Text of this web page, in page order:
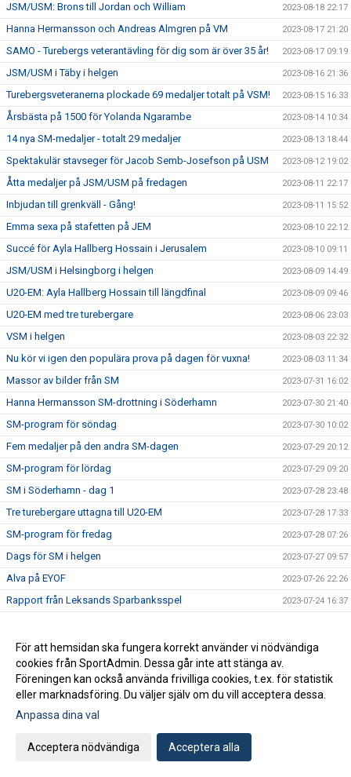
JSM/USM: Brons till Jordan och William 2023-08-18 22:17
Hanna Hermansson och Andreas Almgren på VM 2023-08-17 21:20
SAMO - Turebergs veterantävling för dig som är över 35 år! 2023-08-17 09:19
JSM/USM i Täby i helgen 2023-08-16 21:36
Turebergsveteranerna plockade 69 medaljer totalt på VSM! 2023-08-15 16:33
Årsbästa på 1500 för Yolanda Ngarambe 2023-08-14 10:34
14 nya SM-medaljer - totalt 29 medaljer 2023-08-13 18:44
Spektakulär stavseger för Jacob Semb-Josefson på USM 2023-08-12 19:02
Åtta medaljer på JSM/USM på fredagen 2023-08-11 22:17
Inbjudan till grenkväll - Gång! 2023-08-11 15:52
Emma sexa på stafetten på JEM 2023-08-10 22:12
Succé för Ayla Hallberg Hossain i Jerusalem 2023-08-10 09:11
JSM/USM i Helsingborg i helgen 2023-08-09 14:49
U20-EM: Ayla Hallberg Hossain till längdfinal 2023-08-09 09:46
U20-EM med tre turebergare 2023-08-06 23:03
VSM i helgen 2023-08-03 22:32
Nu kör vi igen den populära prova på dagen för vuxna! 2023-08-03 11:34
Massor av bilder från SM 2023-07-31 16:02
Hanna Hermansson SM-drottning i Söderhamn 2023-07-30 21:40
SM-program för söndag 2023-07-30 10:02
Fem medaljer på den andra SM-dagen 2023-07-29 20:12
SM-program för lördag 2023-07-29 09:20
SM i Söderhamn - dag 1 2023-07-28 23:48
Tre turebergare uttagna till U20-EM 2023-07-28 17:33
SM-program för fredag 2023-07-28 07:26
Dags för SM i helgen 2023-07-27 09:57
Alva på EYOF 2023-07-26 22:26
Rapport från Leksands Sparbanksspel 2023-07-24 16:37
Fem ungdomar till landslaget 2023-07-19 12:15
Rekord i Tumba 2023-07-15 19:37
PB för Jesper på JEM 2023-07-15 19:33
U23-EM: Torsdag
Svea och friidrottsskolan
För att hemsidan ska fungera korrekt använder vi nödvändiga
cookies från SportAdmin. Dessa går inte att stänga av.
Föreningen kan också använda frivilliga cookies, t.ex. för statistik
eller marknadsföring. Du väljer själv om du vill acceptera dessa.
Anpassa dina val
Acceptera nödvändiga Acceptera alla